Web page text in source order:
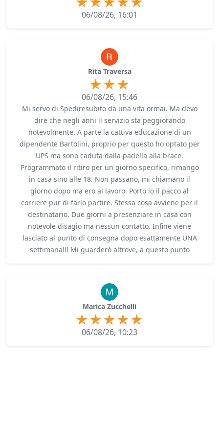
06/08/26, 16:01
Rita Traversa
06/08/26, 15:46
Mi servo di Spediresubito da una vita ormai. Ma devo
dire che negli anni il servizio sta peggiorando
notevolmente. A parte la cattiva educazione di un
dipendente Bartolini, proprio per questo ho optato per
UPS ma sono caduta dalla padella alla brace.
Programmato il ritiro per un giorno specifico, rimango
in casa sino alle 18. Non passano, mi chiamano il
giorno dopo ma ero al lavoro. Porto io il pacco al
corriere pur di farlo partire. Stessa cosa avviene per il
destinatario. Due giorni a presenziare in casa con
notevole disagio ma nessun contatto. Infine viene
lasciato al punto di consegna dopo esattamente UNA
settimana!!! Mi guarderò altrove, a questo punto
Marica Zucchelli
06/08/26, 10:23